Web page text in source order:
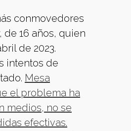
conmovedores
de 16 años, quien
de 2023.
intentos de
Mesa
el problema ha
medios, no se
efectivas.